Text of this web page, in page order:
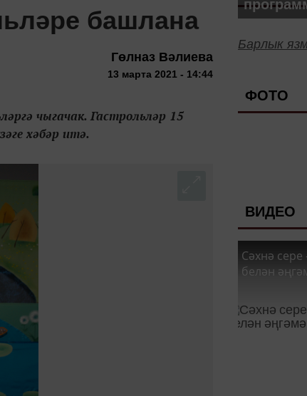
башлана
Гөлназ Вәлиева
13 марта 2021 - 14:44
чыгачак. Гастрольләр 15
хәбәр итә.
Барлык
ФОТО
ВИДЕО
Сәхнә
белән